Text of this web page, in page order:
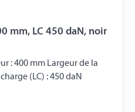
mm, LC 450 daN, noir
: 400 mm Largeur de la
(LC) : 450 daN